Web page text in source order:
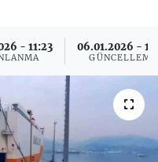
- 11:23 06.01.2026 -
GÜNCELLEME